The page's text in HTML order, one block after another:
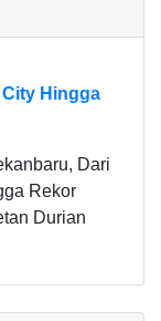
City Hingga
Dari
Rekor
Durian